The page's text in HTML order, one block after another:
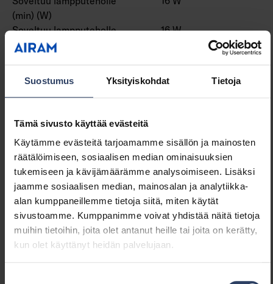
Suostumus Yksityiskohdat Tietoja
Tämä sivusto käyttää evästeitä
Käytämme evästeitä tarjoamamme sisällön ja mainosten
räätälöimiseen, sosiaalisen median ominaisuuksien
tukemiseen ja kävijämäärämme analysoimiseen. Lisäksi
jaamme sosiaalisen median, mainosalan ja analytiikka-
alan kumppaneillemme tietoja siitä, miten käytät
sivustoamme. Kumppanimme voivat yhdistää näitä tietoja
muihin tietoihin, joita olet antanut heille tai joita on kerätty,
kun olet käyttänyt heidän palvelujaan.
(min) (W)
Soveltuu lampputeholle
(max) (W)
16 W
Valaisimen valotehokkuus
109 lm/W
Järjestelmän enimmäisteho
Valaisimen tehokkuus
(lm/W)
109 lm/W
Tehokerroin
0.9
Kokonaisharmoninen särö
(THD) (%)
20 %
Kokonaisharmoninen särö
(THD)
20 THD